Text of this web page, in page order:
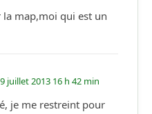
la map,moi qui est un
juillet 2013 16 h 42 min
je me restreint pour